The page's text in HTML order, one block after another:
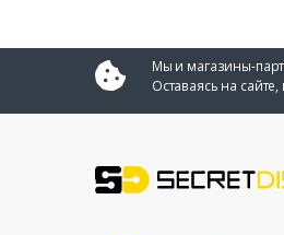
Мы и магазины-
Оставаясь на